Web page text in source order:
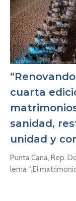
cuarta
sanidad,
unidad y
Punta Cana, Rep.
lema “¡El